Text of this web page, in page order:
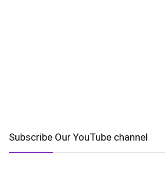
Subscribe Our YouTube channel